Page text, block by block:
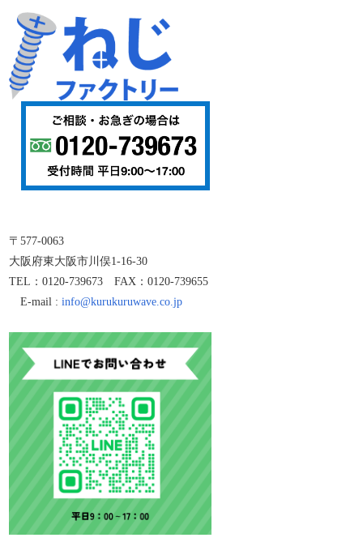
〒577-0063
大阪府東大阪市川俣1-16-30
TEL：0120-739673 FAX：0120-739655
E-mail :info@kurukuruwave.co.jp